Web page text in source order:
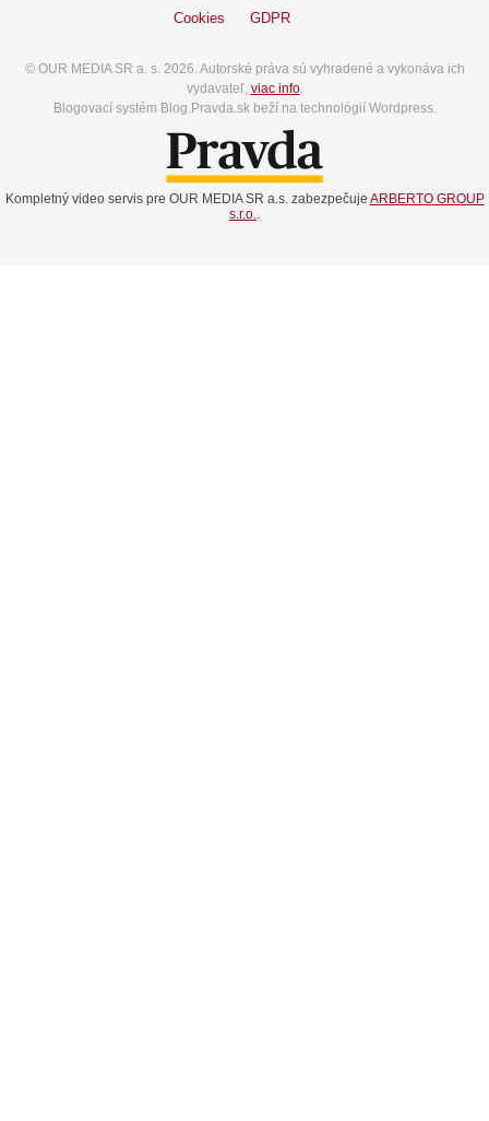
Cookies GDPR
© OUR MEDIA SR a. s. 2026. Autorské práva sú vyhradené a vykonáva ich
vydavateľ, viac info.
Blogovací systém Blog.Pravda.sk beží na technológií Wordpress.
Kompletný video servis pre OUR MEDIA SR a.s. zabezpečuje ARBERTO GROUP
s.r.o..